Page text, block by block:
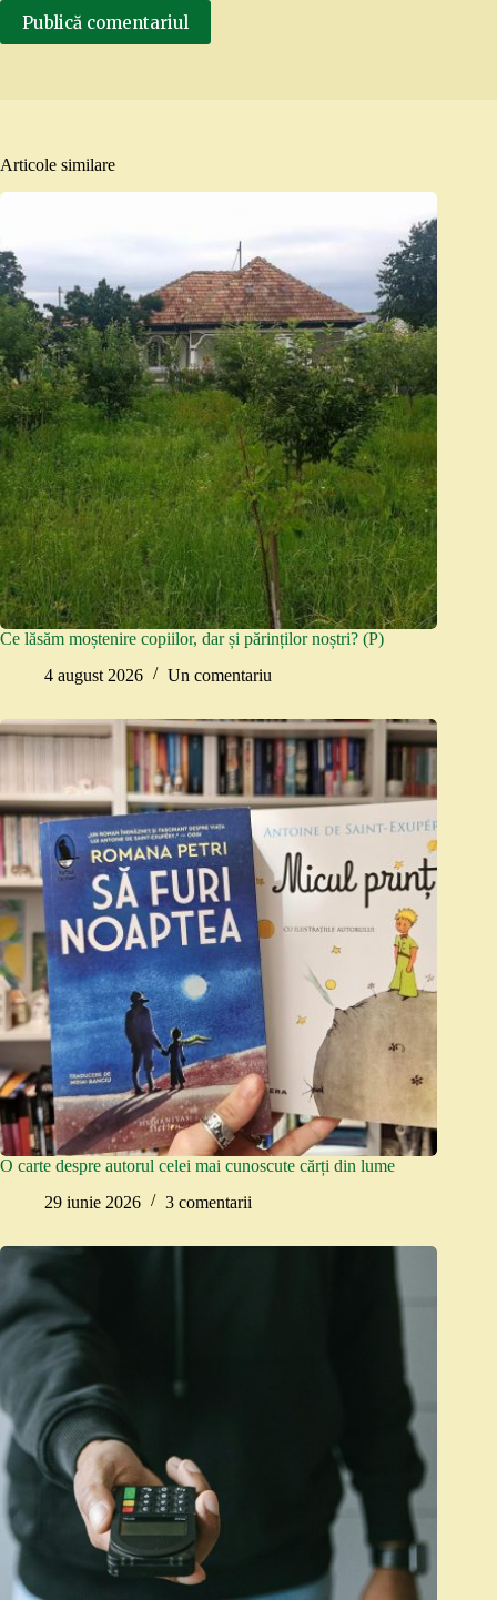
Publică comentariul
Articole similare
Ce lăsăm moștenire copiilor, dar și părinților noștri? (P)
4 august 2026
Un comentariu
O carte despre autorul celei mai cunoscute cărți din lume
29 iunie 2026
3 comentarii